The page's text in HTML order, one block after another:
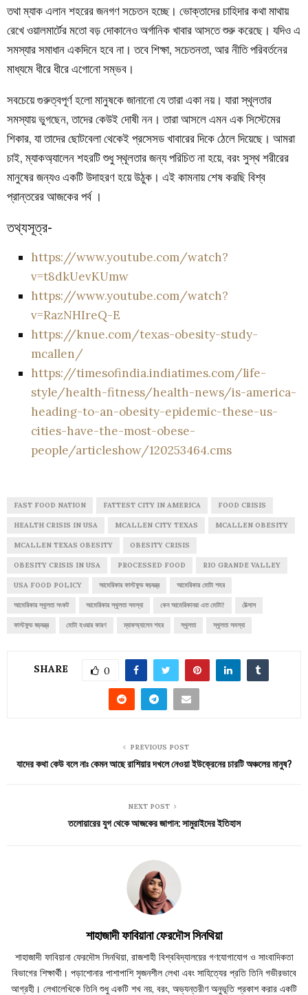
তথা ম্যাক এলান শহরের জনগণ সচেতন হচ্ছে। ভোক্তাদের চাহিদার কথা মাথায়
রেখে ওয়ালমার্টের মতো বড় দোকানেও অর্গানিক খাবার আসতে শুরু করেছে। যদিও এ
সমস্যার সমাধান একদিনে হবে না। তবে শিক্ষা, সচেতনতা, আর নীতি পরিবর্তনের
মাধ্যমে ধীরে ধীরে এগোনো সম্ভব।
সবচেয়ে গুরুত্বপূর্ণ হলো মানুষকে জানানো যে তারা একা নয়। যারা স্থূলতার
সমস্যায় ভুগছেন, তাদের কেউই দোষী নন। তারা আসলে এমন এক সিস্টেমের
শিকার, যা তাদের ছোটবেলা থেকেই প্রসেসড খাবারের দিকে ঠেলে দিয়েছে। আমরা
চাই, ম্যাকঅ্যালেন শহরটি শুধু স্থূলতার জন্য পরিচিত না হয়ে, বরং সুস্থ শরীরের
মানুষের জন্যও একটি উদাহরণ হয়ে উঠুক। এই কামনায় শেষ করছি বিশ্ব
প্রান্তরের আজকের পর্ব ।
তথ্যসূত্র-
https://www.youtube.com/watch?
v=t8dkUevKUmw
https://www.youtube.com/watch?
v=RazNHIreQ-E
https://knue.com/texas-obesity-study-
mcallen/
https://timesofindia.indiatimes.com/life-
style/health-fitness/health-news/is-america-
heading-to-an-obesity-epidemic-these-us-
cities-have-the-most-obese-
people/articleshow/120253464.cms
FAST FOOD NATION FATTEST CITY IN AMERICA FOOD CRISIS
HEALTH CRISIS IN USA MCALLEN CITY TEXAS MCALLEN OBESITY
MCALLEN TEXAS OBESITY OBESITY CRISIS
OBESITY CRISIS IN USA PROCESSED FOOD RIO GRANDE VALLEY
USA FOOD POLICY আমেরিকার ফাস্টফুড ষড়যন্ত্র আমেরিকার মোটা শহর
আমেরিকার স্থূলতা সংকট আমেরিকার স্থূলতা সমস্যা কেন আমেরিকানরা এত মোটা? টেক্সাস
ফাস্টফুড ষড়যন্ত্র মোটা হওয়ার কারণ ম্যাকঅ্যালেন শহর স্থূলতা স্থূলতা সমস্যা
SHARE 0
PREVIOUS POST
যাদের কথা কেউ বলে নাঃ কেমন আছে রাশিয়ার দখলে নেওয়া ইউক্রেনের চারটি অঞ্চলের মানুষ?
NEXT POST
তলোয়ারের যুগ থেকে আজকের জাপান: সামুরাইদের ইতিহাস
শাহাজাদী ফাবিয়ানা ফেরদৌস সিনথিয়া
শাহাজাদী ফাবিয়ানা ফেরদৌস সিনথিয়া, রাজশাহী বিশ্ববিদ্যালয়ের গণযোগাযোগ ও সাংবাদিকতা
বিভাগের শিক্ষার্থী। পড়াশোনার পাশাপাশি সৃজনশীল লেখা এবং সাহিত্যের প্রতি তিনি গভীরভাবে
আগ্রহী। লেখালেখিকে তিনি শুধু একটি শখ নয়, বরং, অভ্যন্তরীণ অনুভূতি প্রকাশ করার একটি